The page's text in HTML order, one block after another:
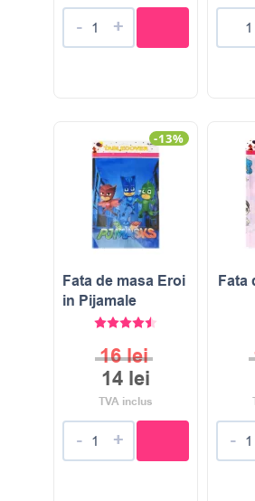
- +
-13%
Fata de masa Eroi
in Pijamale
Evaluat la
16lei
14 lei
TVA inclus
- +
Fata
-